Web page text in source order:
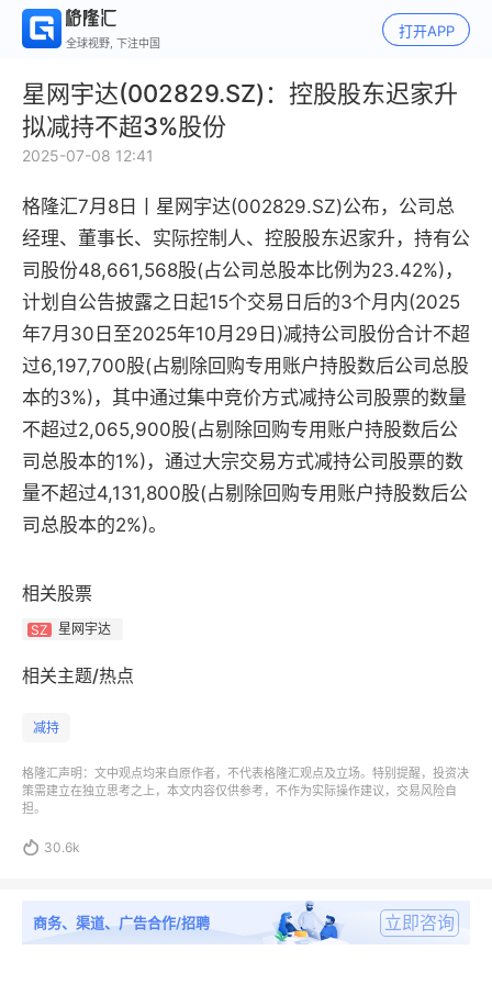
全球视野, 下注中国
打开APP
星网宇达(002829.SZ)：控股股东迟家升
拟减持不超3%股份
2025-07-08 12:41
格隆汇7月8日丨 星网宇达(002829.SZ)公布，公司总
经理、董事长、实际控制人、控股股东迟家升，持有公
司股份48,661,568股(占公司总股本比例为23.42%)，
计划自公告披露之日起15个交易日后的3个月内(2025
年7月30日至2025年10月29日)减持公司股份合计不超
过6,197,700股(占剔除回购专用账户持股数后公司总股
本的3%)，其中通过集中竞价方式减持公司股票的数量
不超过2,065,900股(占剔除回购专用账户持股数后公
司总股本的1%)，通过大宗交易方式减持公司股票的数
量不超过4,131,800股(占剔除回购专用账户持股数后公
司总股本的2%)。
相关股票
SZ 星网宇达
相关主题/热点
减持
格隆汇声明：文中观点均来自原作者，不代表格隆汇观点及立场。特别提醒，投资决
策需建立在独立思考之上，本文内容仅供参考，不作为实际操作建议，交易风险自
担。
 30.6k
商务、渠道、广告合作/招聘 立即咨询